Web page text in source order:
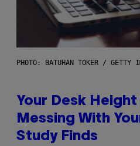
PHOTO: BATUHAN TOKER / GETTY
Your Desk Height
Messing With
Study Finds